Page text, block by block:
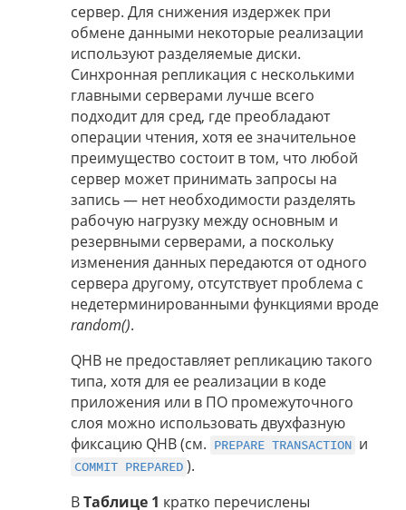
сервер. Для снижения издержек при
обмене данными некоторые реализации
используют разделяемые диски.
Синхронная репликация с несколькими
главными серверами лучше всего
подходит для сред, где преобладают
операции чтения, хотя ее значительное
преимущество состоит в том, что любой
сервер может принимать запросы на
запись — нет необходимости разделять
рабочую нагрузку между основным и
резервными серверами, а поскольку
изменения данных передаются от одного
сервера другому, отсутствует проблема с
недетерминированными функциями вроде
random().
QHB не предоставляет репликацию такого
типа, хотя для ее реализации в коде
приложения или в ПО промежуточного
слоя можно использовать двухфазную
фиксацию QHB (см. PREPARE TRANSACTION и
COMMIT PREPARED ).
ВТаблице 1 кратко перечислены